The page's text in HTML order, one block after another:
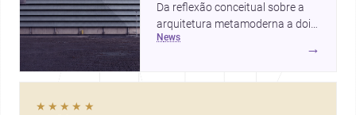
Da reflexão conceitual sobre a
arquitetura metamoderna a dois
projetos que colocam escala
humana, bem-estar e experiência
news
→
★★★★★